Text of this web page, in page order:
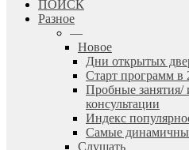
ПОИСК
Разное
—
Новое
Дни открытых
Старт программ в
Пробные занятия/
консультации
Индекс
Самые
Слушать